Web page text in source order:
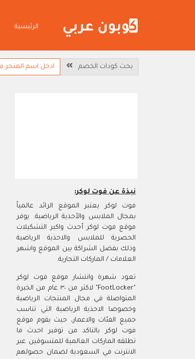
الرئيسية
بحث كودات الخصم
نبذة عن فوت لوكر:
فوت لوكر يعتبر الموقع الرائد عالمياً
بمجال الملابس والأحذية الرياضية. يوفر
موقع فوت لوكر أحدث واكبر التشكيلات
الحصرية للملابس والاحذية الرياضية
وذلك بفضل الشراكة بين الموقع واشهر
العلامات / الماركات التجارية.
تعود شهرة وانتشار موقع فوت لوكر
"FootLocker" لاكثر من ٣٠ عام من الخبرة
المتواصلة في مجال المنتجات الرياضية
وخصوصا الاحذية الرياضية التي تناسب
جميع الفئات والاعمار، حيث يقوم موقع
فوت لوكر بالتاكد من توفير احدث ما
تطلقه الماركات العالمية للمتسوقين عبر
الانترنت في السعودية لضمان حصولهم